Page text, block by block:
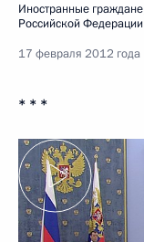
Иностранные
Российской Федерации
17 февраля 2012 года
* * *